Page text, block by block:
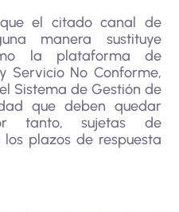
el citado canal de
manera sustituye
la plataforma de
Servicio No Conforme,
Sistema de Gestión de
que deben quedar
tanto, sujetas de
plazos de respuesta